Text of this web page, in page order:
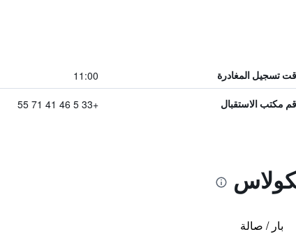
تسجيل المغادرة 11:00
مكتب الاستقبال +33 5 46 41 71 55
بار / صالة